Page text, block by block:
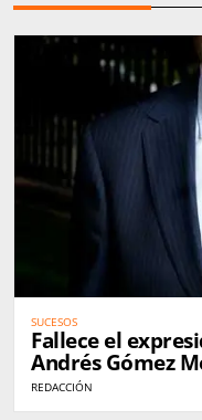
SUCESOS
Fallece el
Andrés Gómez
REDACCIÓN